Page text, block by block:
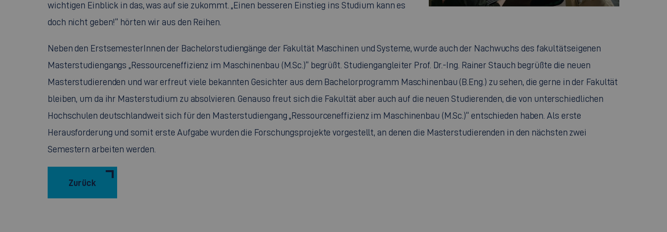
wichtigen Einblick in das, was auf sie zukommt. „Einen besseren Einstieg ins Studium kann es
doch nicht geben!“ hörten wir aus den Reihen.
Neben den ErstsemesterInnen der Bachelorstudiengänge der Fakultät Maschinen und Systeme, wurde auch der Nachwuchs des fakultätseigenen
Masterstudiengangs „Ressourceneffizienz im Maschinenbau (M.Sc.)“ begrüßt. Studiengangleiter Prof. Dr.-Ing. Rainer Stauch begrüßte die neuen
Masterstudierenden und war erfreut viele bekannten Gesichter aus dem Bachelorprogramm Maschinenbau (B.Eng.) zu sehen, die gerne in der Fakultät
bleiben, um da ihr Masterstudium zu absolvieren. Genauso freut sich die Fakultät aber auch auf die neuen Studierenden, die von unterschiedlichen
Hochschulen deutschlandweit sich für den Masterstudiengang „Ressourceneffizienz im Maschinenbau (M.Sc.)“ entschieden haben. Als erste
Herausforderung und somit erste Aufgabe wurden die Forschungsprojekte vorgestellt, an denen die Masterstudierenden in den nächsten zwei
Semestern arbeiten werden.
Zurück